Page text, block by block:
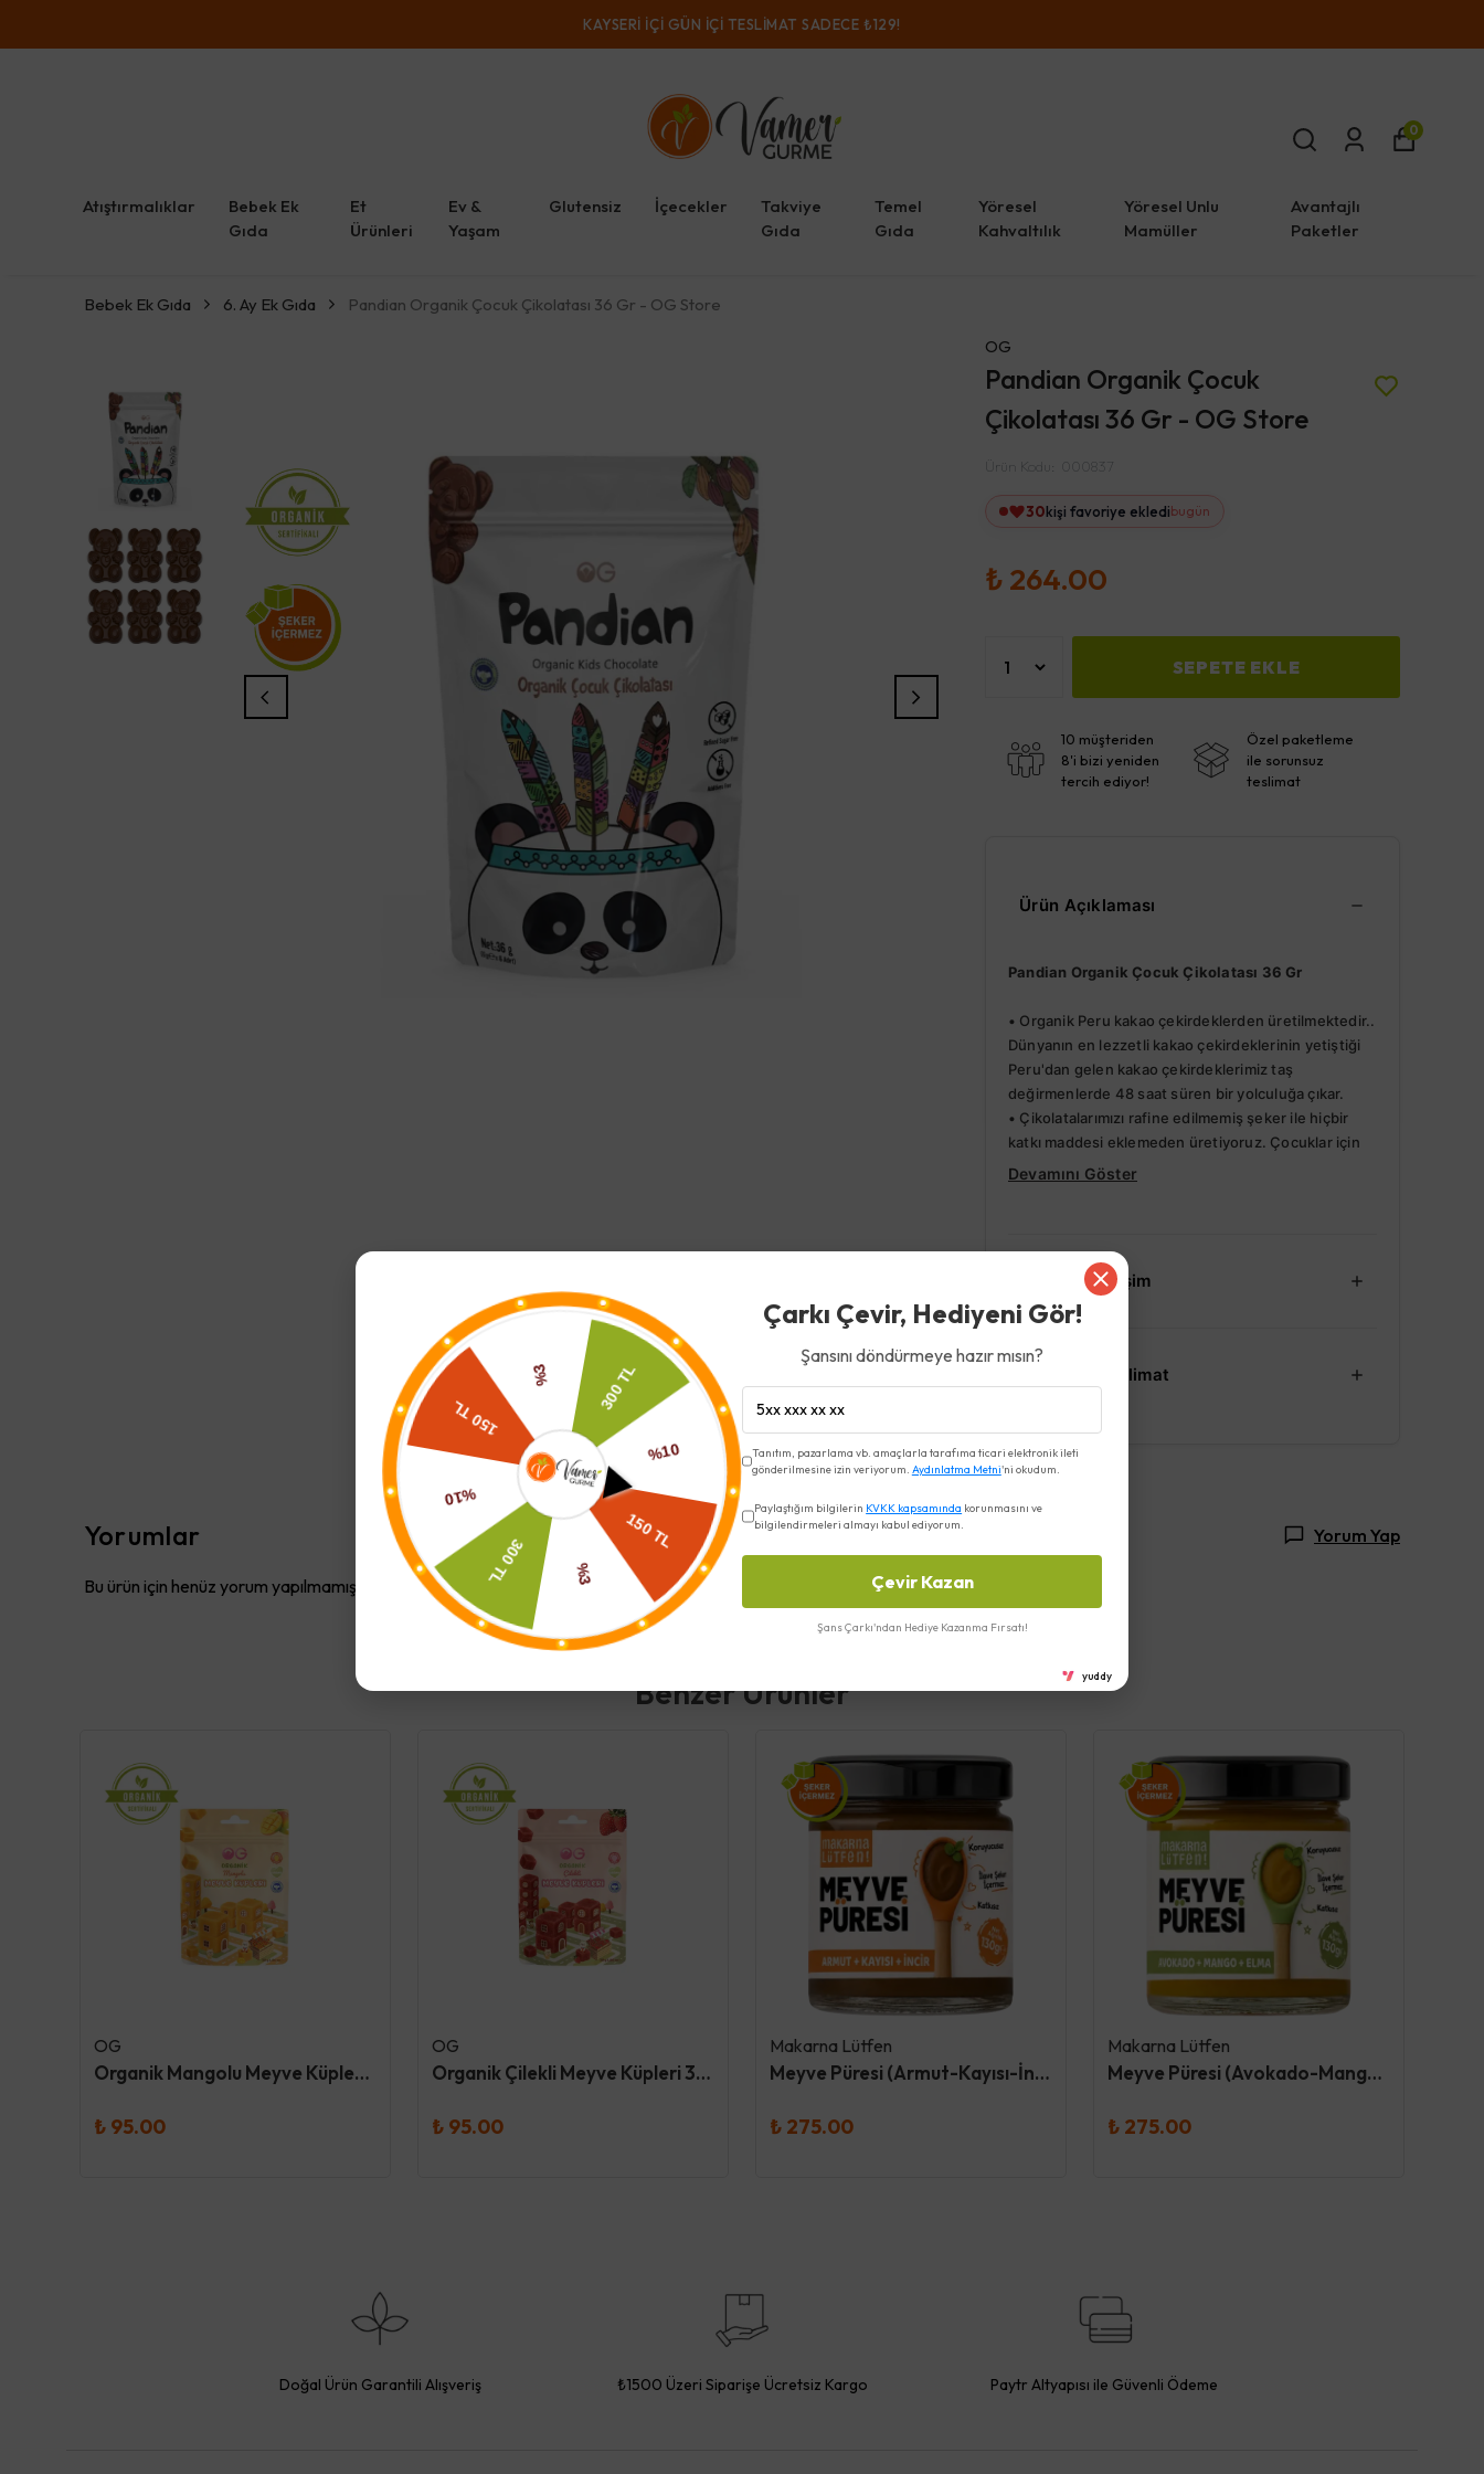
KAYSERI IÇI GÜN IÇI TESLIMAT SADECE ₺129!
Atıştırmalıklar
Bebek Ek
Gıda
Et
Ürünleri
Ev &
Yaşam
Glutensiz İçecekler
Takviye
Gıda
Temel
Gıda
Yöresel
Kahvaltılık
Yöresel Unlu
Mamüller
Avantajlı
Paketler
0
Bebek Ek Gıda 6. Ay Ek Gıda
Pandian Organik Çocuk Çikolatası 36 Gr - OG Store
OG
Pandian Organik Çocuk
Çikolatası 36 Gr - OG Store
Ürün Kodu : 000837
30kişi favoriye ekledibugün
₺ 264.00
SEPETE EKLE
10 müşteriden
8'i bizi yeniden
tercih ediyor!
Özel paketleme
ile sorunsuz
teslimat
Ürün Açıklaması
Pandian Organik Çocuk Çikolatası 36 Gr
• Organik Peru kakao çekirdeklerden üretilmektedir..
Dünyanın en lezzetli kakao çekirdeklerinin yetiştiği
Peru'dan gelen kakao çekirdeklerimiz taş
değirmenlerde 48 saat süren bir yolculuğa çıkar.
• Çikolatalarımızı rafine edilmemiş şeker ile hiçbir
katkı maddesi eklemeden üretiyoruz. Çocuklar için
Devamını Göster
İade ve Değişim
Kargo ve Teslimat
Yorumlar Yorum Yap
Bu ürün için henüz yorum yapılmamış.
Benzer Ürünler
OG
Organik Mangolu Meyve Küpleri 30 Gr - Og
₺ 95.00
OG
Organik Çilekli Meyve Küpleri 30 Gr - Og
₺ 95.00
Makarna Lütfen
Meyve Püresi (Armut-Kayısı-İncir) 130Gr - Makarna Lütfen
₺ 275.00
Makarna Lütfen
Meyve Püresi (Avokado-Mango-Elma) 130Gr - Makarna Lütfen
₺ 275.00
Doğal Ürün Garantili Alışveriş ₺1500 Üzeri Siparişe Ücretsiz Kargo Paytr Altyapısı ile Güvenli Ödeme
Çarkı Çevir, Hediyeni Gör!
Şansını döndürmeye hazır mısın?
Tanıtım, pazarlama vb. amaçlarla tarafıma ticari elektronik ileti
gönderilmesine izin veriyorum. Aydınlatma Metni'ni okudum.
Paylaştığım bilgilerin KVKK kapsamında korunmasını ve
bilgilendirmeleri almayı kabul ediyorum.
Çevir Kazan
Şans Çarkı'ndan Hediye Kazanma Fırsatı!
yuddy